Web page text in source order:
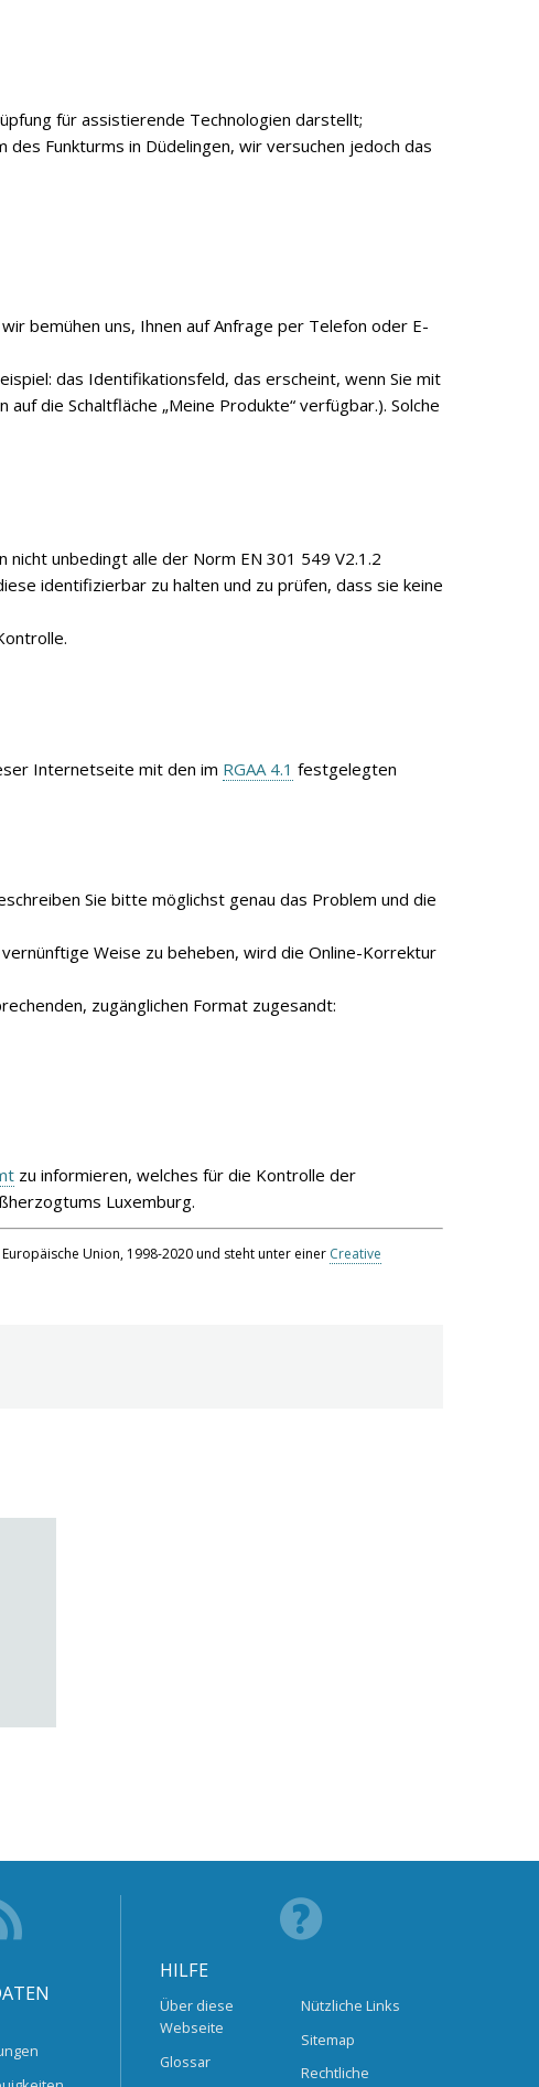
für assistierende Technologien darstellt;
Funkturms in Düdelingen, wir versuchen jedoch das
bemühen uns, Ihnen auf Anfrage per Telefon oder E-
das Identifikationsfeld, das erscheint, wenn Sie mit
die Schaltfläche „Meine Produkte“ verfügbar.). Solche
unbedingt alle der Norm EN 301 549 V2.1.2
identifizierbar zu halten und zu prüfen, dass sie keine
Internetseite mit den im RGAA 4.1 festgelegten
Sie bitte möglichst genau das Problem und die
Weise zu beheben, wird die Online-Korrektur
zugänglichen Format zugesandt:
zu informieren, welches für die Kontrolle der
Luxemburg.
Union, 1998-2020 und steht unter einer Creative
HILFE
Über diese
Webseite
Glossar
Nützliche Links
Sitemap
Rechtliche